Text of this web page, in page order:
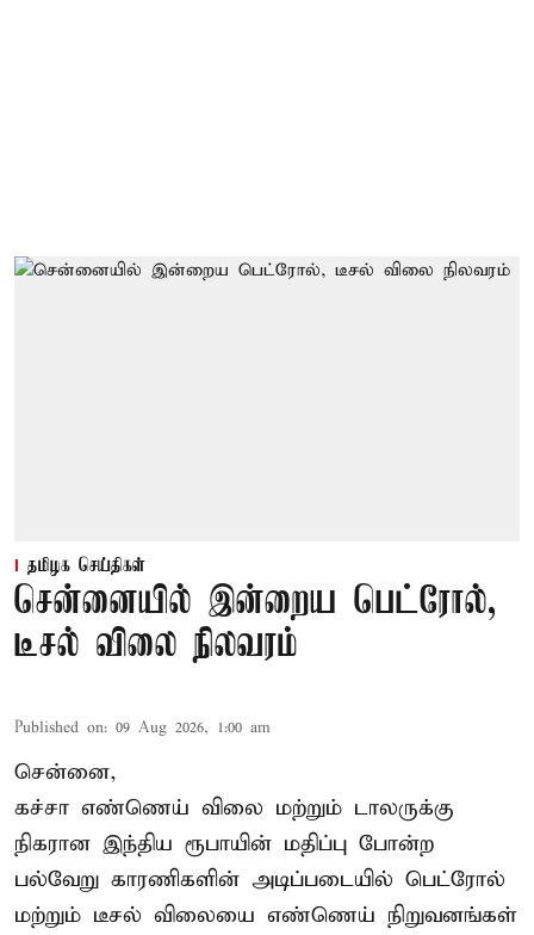
தமிழக செய்திகள்
சென்னையில் இன்றைய பெட்ரோல்,
டீசல் விலை நிலவரம்
Published on: 09 Aug 2026, 1:00 am
சென்னை,
கச்சா எண்ணெய் விலை மற்றும் டாலருக்கு
நிகரான இந்திய ரூபாயின் மதிப்பு போன்ற
பல்வேறு காரணிகளின் அடிப்படையில் பெட்ரோல்
மற்றும் டீசல் விலையை எண்ணெய் நிறுவனங்கள்